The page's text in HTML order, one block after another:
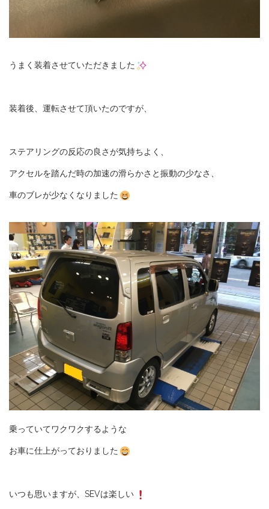
うまく装着させていただきました
装着後、運転させて頂いたのですが、
ステアリングの反応の良さが気持ちよく、
アクセルを踏んだ時の加速の滑らかさと振動の少なさ、
車のブレが少なくなりました
乗っていてワクワクするような
お車に仕上がっておりました
いつも思いますが、SEVは楽しい